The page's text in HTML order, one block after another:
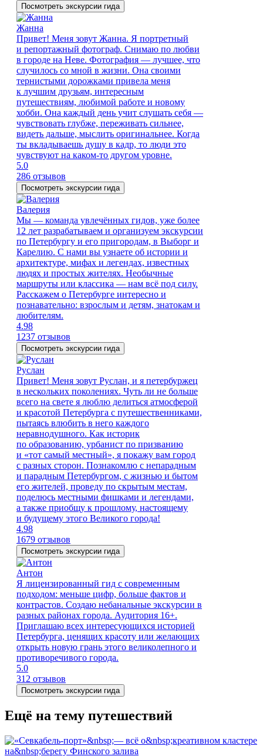
Посмотреть экскурсии гида
Жанна
Привет! Меня зовут Жанна. Я портретный
и репортажный фотограф. Снимаю по любви
в городе на Неве. Фотография — лучшее, что
случилось со мной в жизни. Она своими
тернистыми дорожками привела меня
к лучшим друзьям, интересным
путешествиям, любимой работе и новому
хобби. Она каждый день учит слушать себя —
чувствовать глубже, переживать сильнее,
видеть дальше, мыслить оригинальнее. Когда
ты вкладываешь душу в кадр, то люди это
чувствуют на каком-то другом уровне.
5.0
286 отзывов
Посмотреть экскурсии гида
Валерия
Мы — команда увлечённых гидов, уже более
12 лет разрабатываем и организуем экскурсии
по Петербургу и его пригородам, в Выборг и
Карелию. С нами вы узнаете об истории и
архитектуре, мифах и легендах, известных
людях и простых жителях. Необычные
маршруты или классика — нам всё под силу.
Расскажем о Петербурге интересно и
познавательно: взрослым и детям, знатокам и
любителям.
4.98
1237 отзывов
Посмотреть экскурсии гида
Руслан
Привет! Меня зовут Руслан, и я петербуржец
в нескольких поколениях. Чуть ли не больше
всего на свете я люблю делиться атмосферой
и красотой Петербурга с путешественниками,
пытаясь влюбить в него каждого
неравнодушного. Как историк
по образованию, урбанист по призванию
и «тот самый местный», я покажу вам город
с разных сторон. Познакомлю с непарадным
и парадным Петербургом, с жизнью и бытом
его жителей, проведу по скрытым местам,
поделюсь местными фишками и легендами,
а также приобщу к прошлому, настоящему
и будущему этого Великого города!
4.98
1679 отзывов
Посмотреть экскурсии гида
Антон
Я лицензированный гид с современным
подходом: меньше цифр, больше фактов и
контрастов. Создаю небанальные экскурсии в
разных районах города. Аудитория 16+.
Приглашаю всех интересующихся историей
Петербурга, ценящих красоту или желающих
открыть новую грань этого великолепного и
противоречивого города.
5.0
312 отзывов
Посмотреть экскурсии гида
Ещё на тему путешествий